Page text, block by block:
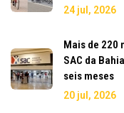
24 jul, 2026
Mais de 220
SAC da
seis meses
20 jul, 2026